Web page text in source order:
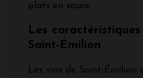
plats en sauce.
Les
Saint-Émilion
Les vins de Saint-Émilion